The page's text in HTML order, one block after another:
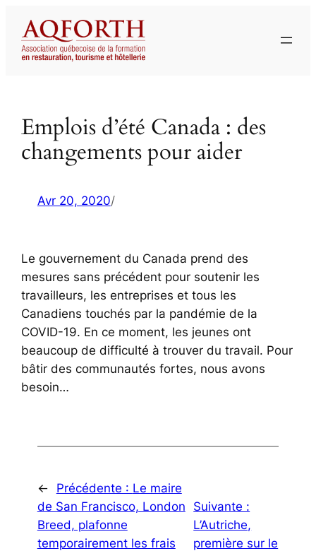
contenu
Emplois d’été Canada : des
changements pour aider
Avr 20, 2020/
Le gouvernement du Canada prend des
mesures sans précédent pour soutenir les
travailleurs, les entreprises et tous les
Canadiens touchés par la pandémie de la
COVID-19. En ce moment, les jeunes ont
beaucoup de difficulté à trouver du travail. Pour
bâtir des communautés fortes, nous avons
besoin…
← Précédente : Le maire
de San Francisco, London
Breed, plafonne
temporairement les frais
Suivante :
L’Autriche,
première sur le